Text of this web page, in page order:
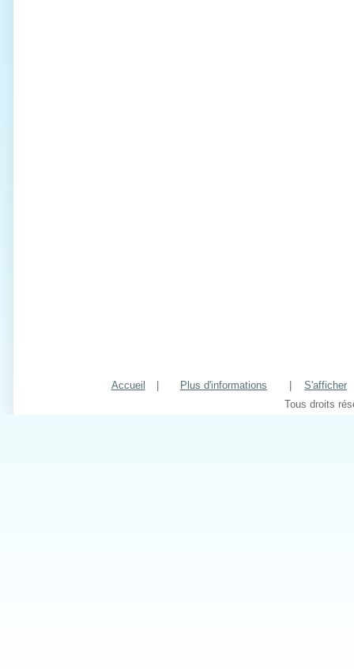
Accueil Plus d'informations
S'afficher
Tous droits